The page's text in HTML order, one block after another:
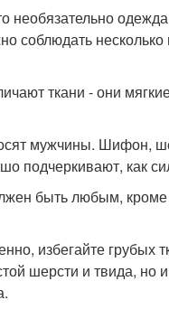
необязательно
соблюдать несколько
ткани - они
мужчины. Шифон,
подчеркивают, как
быть любым, кроме
избегайте грубых
шерсти и твида, но